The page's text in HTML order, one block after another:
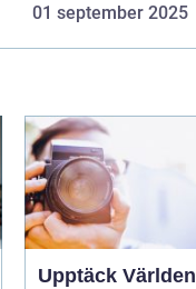
01 september 2025
Upptäck Världen